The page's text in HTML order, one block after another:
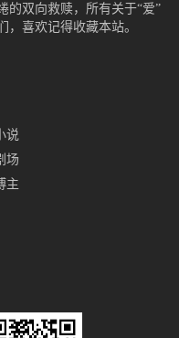
的双向救赎，所有关于“爱”
，喜欢记得收藏本站。
说
场
主